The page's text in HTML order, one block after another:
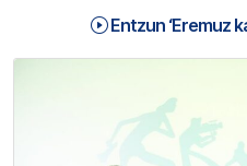
Entzun ‘Eremuz